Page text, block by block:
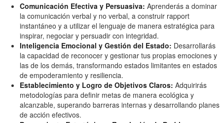
Comunicación Efectiva y Persuasiva: Aprenderás a dominar
la comunicación verbal y no verbal, a construir rapport
instantáneo y a utilizar el lenguaje de manera estratégica para
inspirar, negociar y persuadir con integridad.
Inteligencia Emocional y Gestión del Estado: Desarrollarás
la capacidad de reconocer y gestionar tus propias emociones y
las de los demás, transformando estados limitantes en estados
de empoderamiento y resiliencia.
Establecimiento y Logro de Objetivos Claros: Adquirirás
metodologías para definir metas de manera ecológica y
alcanzable, superando barreras internas y desarrollando planes
de acción efectivos.